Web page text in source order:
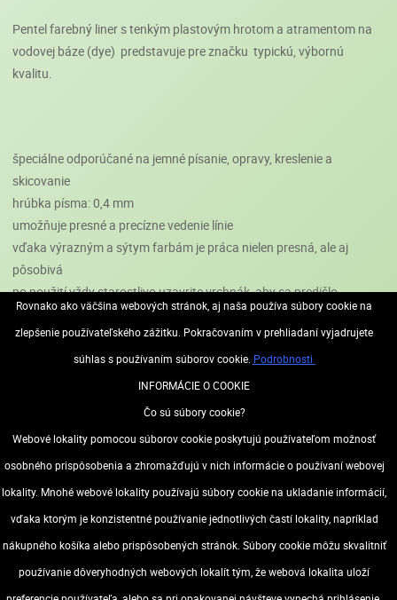
Pentel farebný liner s tenkým plastovým hrotom a atramentom na
vodovej báze (dye) predstavuje pre značku typickú, výbornú
kvalitu.
špeciálne odporúčané na jemné písanie, opravy, kreslenie a
skicovanie
hrúbka písma: 0,4 mm
umožňuje presné a precízne vedenie línie
vďaka výrazným a sýtym farbám je práca nielen presná, ale aj
pôsobivá
po použití vždy starostlivo uzavrite vrchnák, aby sa predišlo
vysychaniu atramentu
spoľahlivý spoločník na každý deň
farby v sade: čierna, červená, modrá, zelená, morská zelená,
orechovo hnedá, hnedá, zlatohnedá, oranžová, sunset oranžová,
žltá, fľaškovo zelená, limetkovo zelená, sivá, ružová, jemná ružová,
kráľovská fialová, fuxia, a okrová
Výrobca/distribútor Best Label Kft.
Adresa: 8184 Balatonfűzfő č: 1498/321. Maďarsko
Rovnako ako väčšina webových stránok, aj naša používa súbory cookie na
zlepšenie používateľského zážitku. Pokračovaním v prehliadaní vyjadrujete
súhlas s používaním súborov cookie. Podrobnosti
INFORMÁCIE O COOKIE
Čo sú súbory cookie?
Webové lokality pomocou súborov cookie poskytujú používateľom možnosť
osobného prispôsobenia a zhromažďujú v nich informácie o používaní webovej
lokality. Mnohé webové lokality používajú súbory cookie na ukladanie informácií,
vďaka ktorým je konzistentné používanie jednotlivých častí lokality, napríklad
nákupného košíka alebo prispôsobených stránok. Súbory cookie môžu skvalitniť
používanie dôveryhodných webových lokalít tým, že webová lokalita uloží